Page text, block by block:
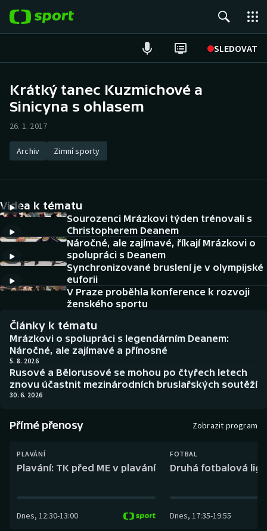
SLEDOVAT
Hokej
Atletika
DALŠÍ SPORTY
Americký fotbal
Baseball a softbal
Biatlon
Boby a skeleton
Box
Curling
Dostihy
NEPŘEHLÉDNĚTE
Historické návraty
Aplikace ČT sport
AZ kvíz
Krátký tanec Kuzmichové a
Sinicyna s ohlasem
26. 1. 2017
Archiv Zimní sporty
Videa k tématu
Sourozenci Mrázkovi týden trénovali s
Christopherem Deanem
Náročné, ale zajímavé, říkají Mrázkovi o
spolupráci s Deanem
Synchronizované bruslení je v olympijské
euforii
V Praze proběhla konference k rozvoji
ženského sportu
Články k tématu
Mrázkovi o spolupráci s legendárním Deanem:
Náročné, ale zajímavé a přínosné
5. 8. 2026
Rusové a Bělorusové se mohou po čtyřech letech
znovu účastnit mezinárodních bruslařských soutěží
30. 6. 2026
Přímé přenosy Zobrazit program
PLAVÁNÍ
Plavání: TK před ME v plavání
Dnes, 12:30-13:00
FOTBAL
Druhá fotbalová
Dnes, 17:35-19:55